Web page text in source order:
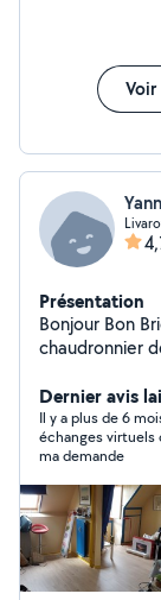
Présentation
Bonjour Bon
chaudronnier de métier peut
Dernier avis
Il y a plus de 6
échanges virtuels cordiaux. Yann étant débordé n'a pu accepter
ma demande